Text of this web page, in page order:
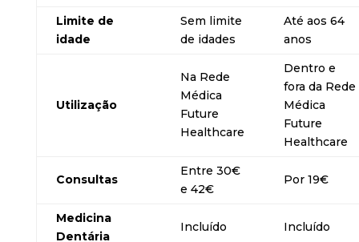
Limite de
idade
Sem limite
de idades
Até aos 64
anos
Utilização
Na Rede
Médica
Future
Healthcare
Dentro e
fora da Rede
Médica
Future
Healthcare
Consultas
Entre 30€
e 42€
Por 19€
Medicina
Dentária
Incluído Incluído